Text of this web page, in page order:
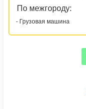
По межгороду:
- Грузовая машина